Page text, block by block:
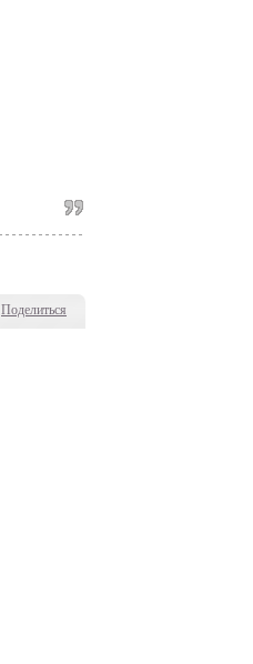
Поделиться